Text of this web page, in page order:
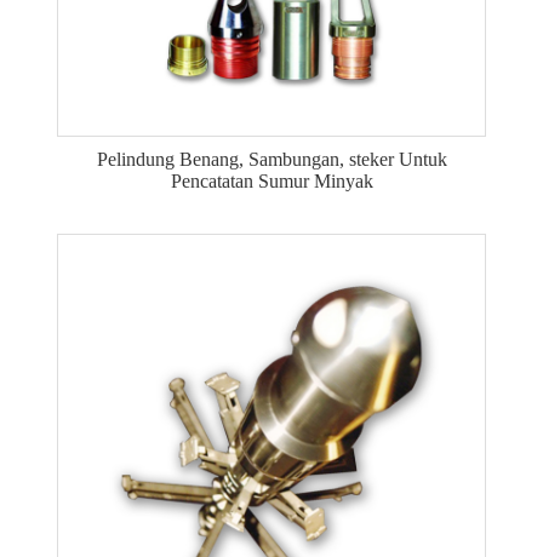
Pelindung Benang, Sambungan, steker Untuk
Pencatatan Sumur Minyak